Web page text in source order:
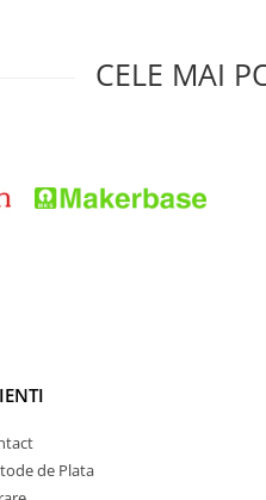
CELE MAI
de Plata